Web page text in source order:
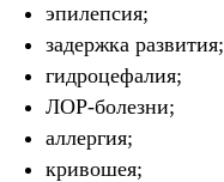
эпилепсия;
задержка развития;
гидроцефалия;
ЛОР-болезни;
аллергия;
кривошея;